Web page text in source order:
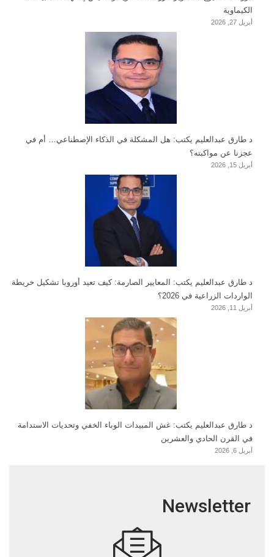
الكيماوية
أبريل 27, 2026
د طارق عبدالعليم يكتب: هل المشكلة في الذكاء الإصطناعي… أم في
عجزنا عن مواكبته؟
أبريل 15, 2026
د طارق عبدالعليم يكتب: المعايير الصارمة: كيف تعيد أوروبا تشكيل خريطة
الواردات الزراعية في 2026؟
أبريل 11, 2026
د طارق عبدالعليم يكتب: غش المبيدات الوباء الخفي وتحديات الاستدامة
في القرن الحادي والعشرين
أبريل 6, 2026
Newsletter